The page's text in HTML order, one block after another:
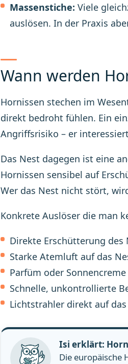
Massenstiche: Viele
auslösen. In der Praxis
Wann werden
Hornissen stechen im
direkt bedroht fühlen. Ein
Angriffsrisiko – er
Das Nest dagegen ist eine
Hornissen sensibel auf
Wer das Nest nicht stört,
Konkrete Auslöser die man
Direkte Erschütterung des
Starke Atemluft auf das
Parfüm oder
Schnelle, unkontrollierte
Lichtstrahler direkt auf
Isi erklärt:
Die europäische